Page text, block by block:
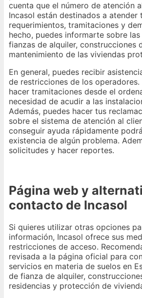
cuenta que el número de atención
Incasol están destinados a atender
requerimientos, tramitaciones y
hecho, puedes informarte sobre
fianzas de alquiler, construcciones
mantenimiento de las viviendas
En general, puedes recibir
de restricciones de los operadores.
hacer tramitaciones desde el
necesidad de acudir a las
Además, puedes hacer tus
sobre el sistema de atención al
conseguir ayuda rápidamente
existencia de algún problema.
solicitudes y hacer reportes.
Página web y
contacto de Incasol
Si quieres utilizar otras opciones
información, Incasol ofrece sus
restricciones de acceso.
revisada a la página oficial para
servicios en materia de suelos en
de fianza de alquiler,
residencias y protección de